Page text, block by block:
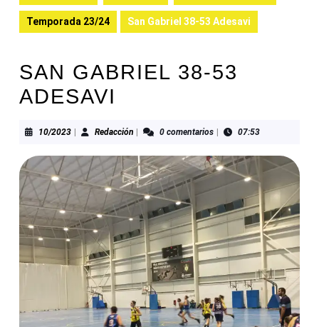
Temporada 23/24 San Gabriel 38-53 Adesavi
SAN GABRIEL 38-53
ADESAVI
10/202310/2023RedacciónRedacción0 comentarios 07:53